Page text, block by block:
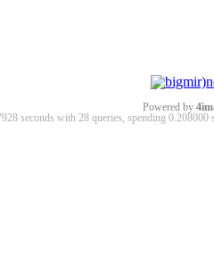
Powered by
seconds with 28 queries, spending